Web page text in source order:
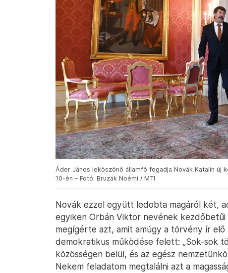
Áder János leköszönő államfő fogadja Novák Katalin új
10-én – Fotó: Bruzák Noémi / MTI
Novák ezzel együtt ledobta magáról két,
egyiken Orbán Viktor nevének kezdőbetűi
megígérte azt, amit amúgy a törvény ír
demokratikus működése felett: „Sok-sok
közösségen belül, és az egész
Nekem feladatom megtalálni azt a